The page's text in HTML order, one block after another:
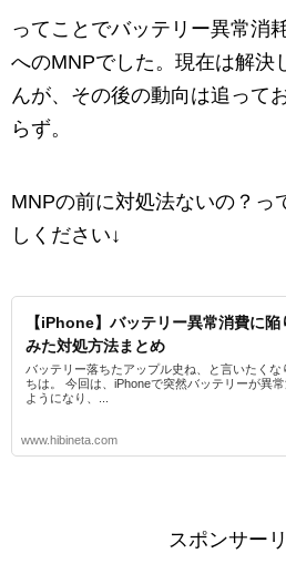
ってことでバッテリー異常消
へのMNPでした。現在は解決
んが、その後の動向は追って
らず。
MNPの前に対処法ないの？っ
しください↓
【iPhone】バッテリー異常消費に陥
みた対処方法まとめ
バッテリー落ちたアップル史ね、と言いたくな
ちは。 今回は、iPhoneで突然バッテリーが異
ようになり、...
www.hibineta.com
スポンサー